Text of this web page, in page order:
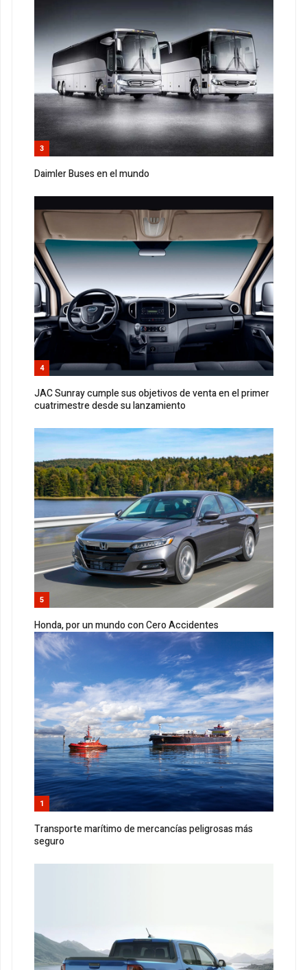
3
Daimler Buses en el mundo
4
JAC Sunray cumple sus objetivos de venta en el primer
cuatrimestre desde su lanzamiento
5
Honda, por un mundo con Cero Accidentes
1
Transporte marítimo de mercancías peligrosas más
seguro